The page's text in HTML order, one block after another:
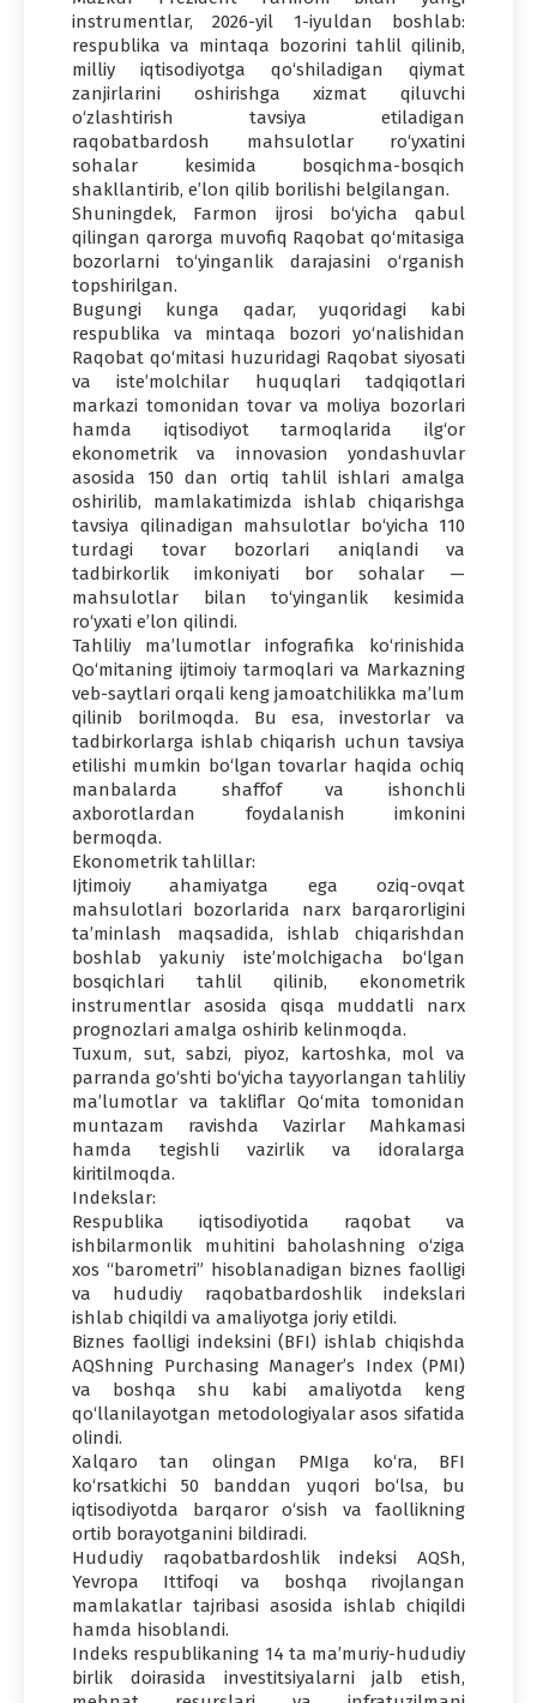
instrumentlar, 2026-yil 1-iyuldan boshlab:
respublika va mintaqa bozorini tahlil qilinib,
milliy iqtisodiyotga qo‘shiladigan qiymat
zanjirlarini oshirishga xizmat qiluvchi
o‘zlashtirish tavsiya etiladigan
raqobatbardosh mahsulotlar ro‘yxatini
sohalar kesimida bosqichma-bosqich
shakllantirib, e’lon qilib borilishi belgilangan.
Shuningdek, Farmon ijrosi bo‘yicha qabul
qilingan qarorga muvofiq Raqobat qo‘mitasiga
bozorlarni to‘yinganlik darajasini o‘rganish
topshirilgan.
Bugungi kunga qadar, yuqoridagi kabi
respublika va mintaqa bozori yo‘nalishidan
Raqobat qo‘mitasi huzuridagi Raqobat siyosati
va iste’molchilar huquqlari tadqiqotlari
markazi tomonidan tovar va moliya bozorlari
hamda iqtisodiyot tarmoqlarida ilg‘or
ekonometrik va innovasion yondashuvlar
asosida 150 dan ortiq tahlil ishlari amalga
oshirilib, mamlakatimizda ishlab chiqarishga
tavsiya qilinadigan mahsulotlar bo‘yicha 110
turdagi tovar bozorlari aniqlandi va
tadbirkorlik imkoniyati bor sohalar —
mahsulotlar bilan to‘yinganlik kesimida
ro‘yxati e’lon qilindi.
Tahliliy ma’lumotlar infografika ko‘rinishida
Qo‘mitaning ijtimoiy tarmoqlari va Markazning
veb-saytlari orqali keng jamoatchilikka ma’lum
qilinib borilmoqda. Bu esa, investorlar va
tadbirkorlarga ishlab chiqarish uchun tavsiya
etilishi mumkin bo‘lgan tovarlar haqida ochiq
manbalarda shaffof va ishonchli
axborotlardan foydalanish imkonini
bermoqda.
Ekonometrik tahlillar:
Ijtimoiy ahamiyatga ega oziq-ovqat
mahsulotlari bozorlarida narx barqarorligini
ta’minlash maqsadida, ishlab chiqarishdan
boshlab yakuniy iste’molchigacha bo‘lgan
bosqichlari tahlil qilinib, ekonometrik
instrumentlar asosida qisqa muddatli narx
prognozlari amalga oshirib kelinmoqda.
Tuxum, sut, sabzi, piyoz, kartoshka, mol va
parranda go‘shti bo‘yicha tayyorlangan tahliliy
ma’lumotlar va takliflar Qo‘mita tomonidan
muntazam ravishda Vazirlar Mahkamasi
hamda tegishli vazirlik va idoralarga
kiritilmoqda.
Indekslar:
Respublika iqtisodiyotida raqobat va
ishbilarmonlik muhitini baholashning o‘ziga
xos “barometri” hisoblanadigan biznes faolligi
va hududiy raqobatbardoshlik indekslari
ishlab chiqildi va amaliyotga joriy etildi.
Biznes faolligi indeksini (BFI) ishlab chiqishda
AQShning Purchasing Manager’s Index (PMI)
va boshqa shu kabi amaliyotda keng
qo‘llanilayotgan metodologiyalar asos sifatida
olindi.
Xalqaro tan olingan PMIga ko‘ra, BFI
ko‘rsatkichi 50 banddan yuqori bo‘lsa, bu
iqtisodiyotda barqaror o‘sish va faollikning
ortib borayotganini bildiradi.
Hududiy raqobatbardoshlik indeksi AQSh,
Yevropa Ittifoqi va boshqa rivojlangan
mamlakatlar tajribasi asosida ishlab chiqildi
hamda hisoblandi.
Indeks respublikaning 14 ta ma’muriy-hududiy
birlik doirasida investitsiyalarni jalb etish,